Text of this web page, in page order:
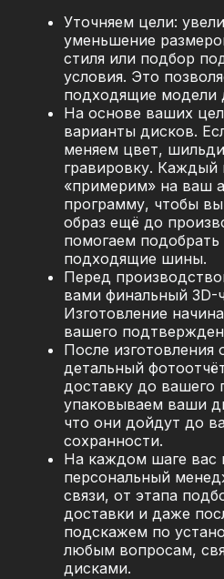
Уточняем цели:
уменьшение
стиля или подбор
условия. Это
подходящие модели
На основе ваших
варианты дисков.
меняем цвет,
гравировку. Каждый
«примерим» на ваш
программу, чтобы
образ ещё до
помогаем
подходящие шины.
Перед
вами финальный 3D-
Изготовление
вашего
После изготовления
детальный
доставку до вашего
упаковываем ваши
что они дойдут до
сохранности.
На каждом шаге вас
персональный
связи, от этапа
доставки и даже
подскажем по
любым вопросам,
дисками.